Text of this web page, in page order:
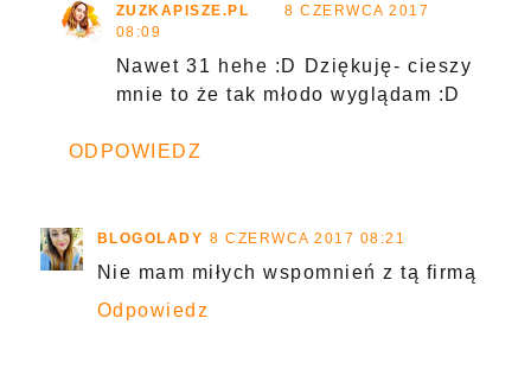
ZUZKAPISZE.PL
8 CZERWCA 2017
08:09
Nawet 31 hehe :D Dziękuję- cieszy
mnie to że tak młodo wyglądam :D
ODPOWIEDZ
BLOGOLADY 8 CZERWCA 2017 08:21
Nie mam miłych wspomnień z tą firmą
Odpowiedz